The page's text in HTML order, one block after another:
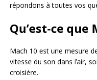
répondons à toutes vos
Qu’est-ce que
Mach 10 est une mesure
vitesse du son dans l’air,
croisière.